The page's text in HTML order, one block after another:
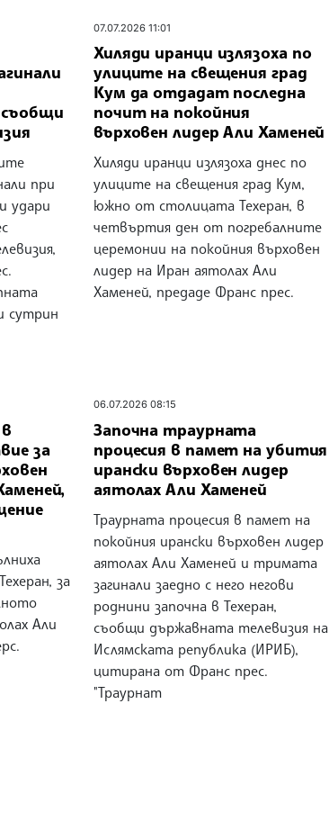
съобщи
при
удари
сутрин
07.07.2026 11:01
Хиляди иранци излязоха по
улиците на свещения град
Кум да отдадат последна
почит на покойния
върховен лидер Али Хаменей
Хиляди иранци излязоха днес по
улиците на свещения град Кум,
южно от столицата Техеран, в
четвъртия ден от погребалните
церемонии на покойния върховен
лидер на Иран аятолах Али
Хаменей, предаде Франс прес.
за
за
Али
06.07.2026 08:15
Започна траурната
процесия в памет на убития
ирански върховен лидер
аятолах Али Хаменей
Траурната процесия в памет на
покойния ирански върховен лидер
аятолах Али Хаменей и тримата
загинали заедно с него негови
роднини започна в Техеран,
съобщи държавната телевизия на
Ислямската република (ИРИБ),
цитирана от Франс прес.
"Траурнат